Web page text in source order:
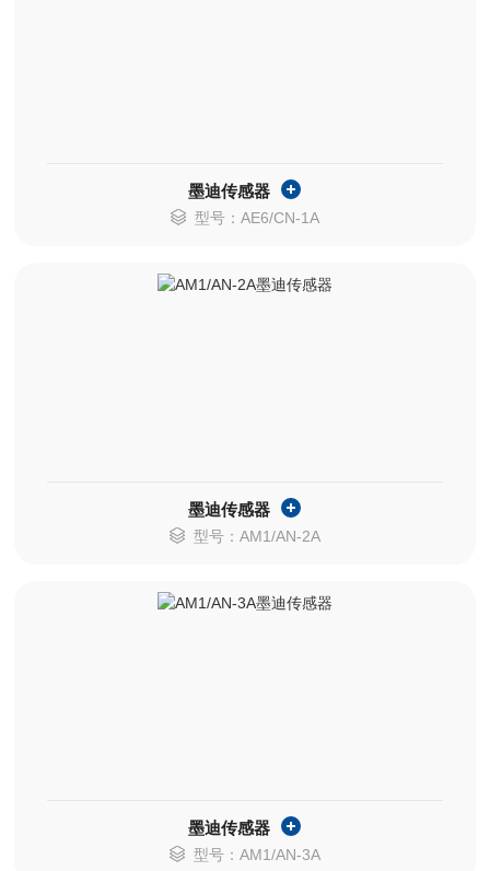
墨迪传感器
型号：AE6/CN-1A
墨迪传感器
型号：AM1/AN-2A
墨迪传感器
型号：AM1/AN-3A